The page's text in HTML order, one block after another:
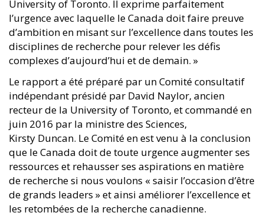
University of Toronto. Il exprime parfaitement
l’urgence avec laquelle le Canada doit faire preuve
d’ambition en misant sur l’excellence dans toutes les
disciplines de recherche pour relever les défis
complexes d’aujourd’hui et de demain. »
Le rapport a été préparé par un Comité consultatif
indépendant présidé par David Naylor, ancien
recteur de la University of Toronto, et commandé en
juin 2016 par la ministre des Sciences,
Kirsty Duncan. Le Comité en est venu à la conclusion
que le Canada doit de toute urgence augmenter ses
ressources et rehausser ses aspirations en matière
de recherche si nous voulons « saisir l’occasion d’être
de grands leaders » et ainsi améliorer l’excellence et
les retombées de la recherche canadienne.